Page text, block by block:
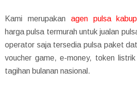
Kami merupakan agen pulsa
harga pulsa termurah untuk jualan
operator saja tersedia pulsa paket
voucher game, e-money, token
tagihan bulanan nasional.